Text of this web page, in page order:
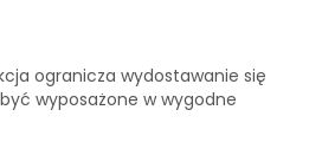
ogranicza wydostawanie się
wyposażone w wygodne